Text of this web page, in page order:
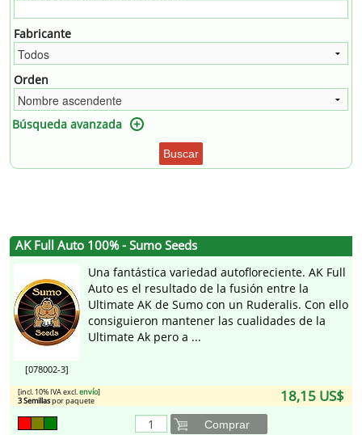
Fabricante
Orden
Búsqueda avanzada
Buscar
AK Full Auto 100% - Sumo Seeds
[078002-3]
Una fantástica variedad autofloreciente. AK Full
Auto es el resultado de la fusión entre la
Ultimate AK de Sumo con un Ruderalis. Con ello
consiguieron mantener las cualidades de la
Ultimate Ak pero a ...
18,15 US$
[incl. 10% IVA excl.envío]
3 Semillaspor paquete
Comprar